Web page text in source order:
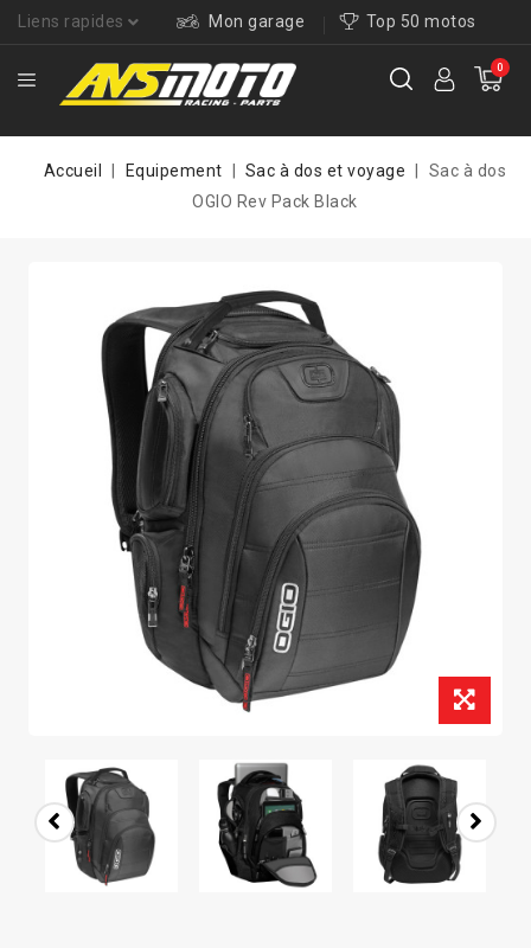
Liens rapides Mon garage Top 50 motos
0
Accueil Equipement Sac à dos et voyage
Sac à dos
OGIO Rev Pack Black